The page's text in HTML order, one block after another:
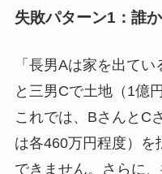
失敗パターン1：誰
「長男Aは家を出て
と三男Cで土地（1億
これでは、BさんとC
は各460万円程度）を
できません。さらに